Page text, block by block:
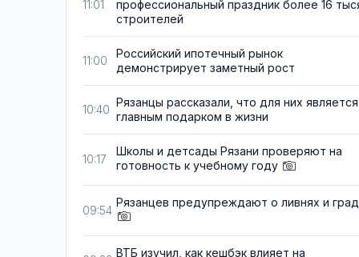
11:01
профессиональный праздник более 16
строителей
11:00
Российский ипотечный рынок
демонстрирует заметный рост
10:40
Рязанцы рассказали, что для них является
главным подарком в жизни
10:17
Школы и детсады Рязани проверяют на
готовность к учебному году
09:54
Рязанцев предупреждают о ливнях и
ВТБ изучил, как кешбэк влияет на